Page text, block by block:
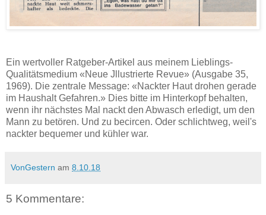
Ein wertvoller Ratgeber-Artikel aus meinem Lieblings-
Qualitätsmedium «Neue Jllustrierte Revue» (Ausgabe 35,
1969). Die zentrale Message: «Nackter Haut drohen gerade
im Haushalt Gefahren.» Dies bitte im Hinterkopf behalten,
wenn ihr nächstes Mal nackt den Abwasch erledigt, um den
Mann zu betören. Und zu becircen. Oder schlichtweg, weil's
nackter bequemer und kühler war.
VonGestern am 8.10.18
5 Kommentare: